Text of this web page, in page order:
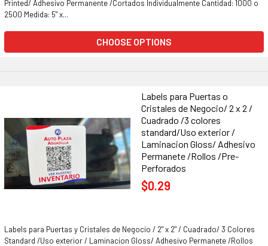
Printed/ Adhesivo Permanente /Cortados Individualmente Cantidad: 1000 o
2500 Medida: 5" x...
CHOOSE OPTIONS
Labels para Puertas o
Cristales de Negocio/ 2 x 2 /
Cuadrado /3 colores
standard/Uso exterior /
Laminacion Gloss/ Adhesivo
Permanete /Rollos /Pre-
Perforados
$0.29
Labels para Puertas y Cristales de Negocio / 2" x 2" / Cuadrado/ 3 Colores
Standard /Uso exterior / Laminacion Gloss/ Adhesivo Permanete /Rollos